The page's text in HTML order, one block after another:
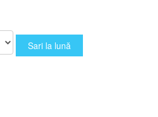
Sari la lună